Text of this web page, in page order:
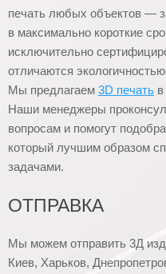
печать любых объектов —
в максимально короткие
исключительно
отличаются
Мы предлагаем 3D печать
Наши менеджеры
вопросам и помогут
который лучшим образом
задачами.
ОТПРАВКА
Мы можем отправить 3Д
Киев, Харьков,